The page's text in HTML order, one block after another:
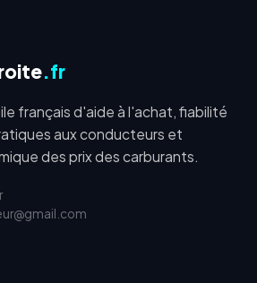
.fr
français d'aide à l'achat, fiabilité
aux conducteurs et
des prix des carburants.